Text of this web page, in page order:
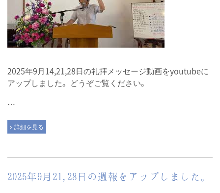
2025年9月14,21,28日の礼拝メッセージ動画をyoutubeに
アップしました。どうぞご覧ください。
…
詳細を見る
2025年9月21,28日の週報をアップしました。